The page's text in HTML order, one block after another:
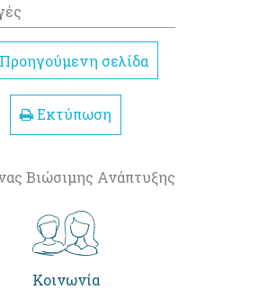
Προηγούμενη σελίδα
Εκτύπωση
Βιώσιμης Ανάπτυξης
Κοινωνία